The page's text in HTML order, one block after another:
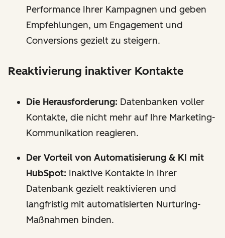
Performance Ihrer Kampagnen und geben
Empfehlungen, um Engagement und
Conversions gezielt zu steigern.
Reaktivierung inaktiver Kontakte
Die Herausforderung: Datenbanken voller
Kontakte, die nicht mehr auf Ihre Marketing-
Kommunikation reagieren.
Der Vorteil von Automatisierung & KI mit
HubSpot: Inaktive Kontakte in Ihrer
Datenbank gezielt reaktivieren und
langfristig mit automatisierten Nurturing-
Maßnahmen binden.